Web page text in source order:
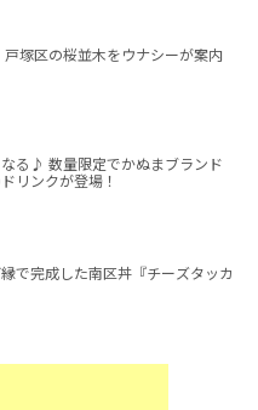
塚区の桜並木をウナシーが案内
る♪ 数量限定でかぬまブランド
リンクが登場！
で完成した南区丼『チーズタッカ